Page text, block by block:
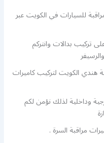
للسيارات في الكويت عبر
تركيب بدالات وانتركم
هندي الكويت لتركيب كاميرات
وداخلية لذلك نؤمن لكم
مراقبة السرة .